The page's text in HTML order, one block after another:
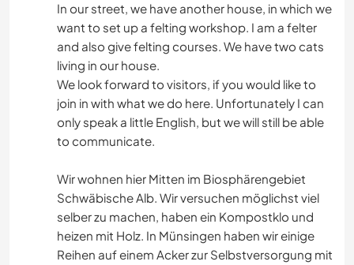
In our street, we have another house, in which we
want to set up a felting workshop. I am a felter
and also give felting courses. We have two cats
living in our house.
We look forward to visitors, if you would like to
join in with what we do here. Unfortunately I can
only speak a little English, but we will still be able
to communicate.
Wir wohnen hier Mitten im Biosphärengebiet
Schwäbische Alb. Wir versuchen möglichst viel
selber zu machen, haben ein Kompostklo und
heizen mit Holz. In Münsingen haben wir einige
Reihen auf einem Acker zur Selbstversorgung mit